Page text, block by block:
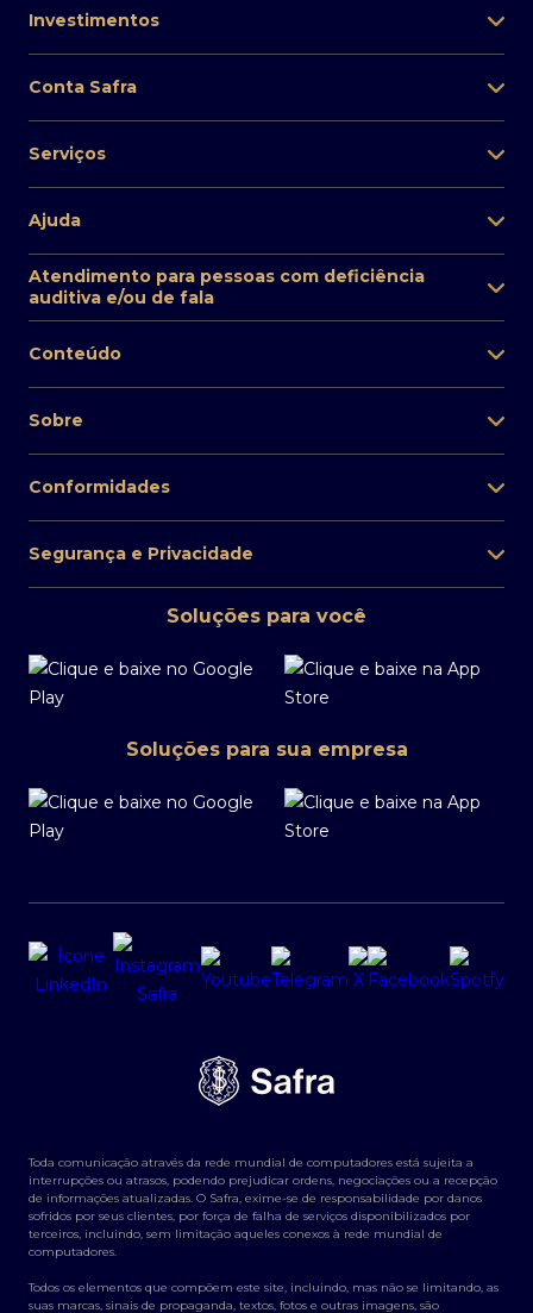
Investimentos
Conta Safra
Serviços
Ajuda
Atendimento para pessoas com deficiência
auditiva e/ou de fala
Conteúdo
Sobre
Conformidades
Segurança e Privacidade
Soluções para você
Soluções para sua empresa
Toda comunicação através da rede mundial de computadores está sujeita a
interrupções ou atrasos, podendo prejudicar ordens, negociações ou a recepção
de informações atualizadas. O Safra, exime-se de responsabilidade por danos
sofridos por seus clientes, por força de falha de serviços disponibilizados por
terceiros, incluindo, sem limitação aqueles conexos à rede mundial de
computadores.
Todos os elementos que compõem este site, incluindo, mas não se limitando, as
suas marcas, sinais de propaganda, textos, fotos e outras imagens, são